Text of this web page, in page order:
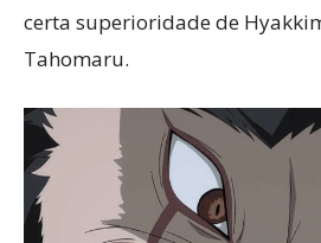
certa superioridade de
Tahomaru.